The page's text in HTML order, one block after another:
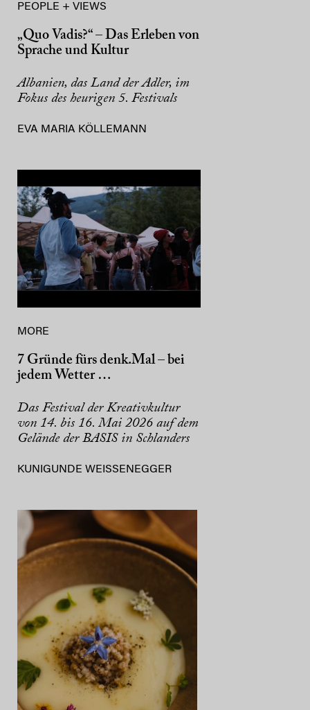
PEOPLE + VIEWS
„Quo Vadis?“ – Das Erleben von
Sprache und Kultur
Albanien, das Land der Adler, im
Fokus des heurigen 5. Festivals
EVA MARIA KÖLLEMANN
MORE
7 Gründe fürs denk.Mal – bei
jedem Wetter …
Das Festival der Kreativkultur
von 14. bis 16. Mai 2026 auf dem
Gelände der BASIS in Schlanders
KUNIGUNDE WEISSENEGGER